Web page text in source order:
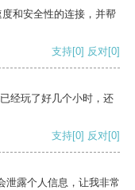
和安全性的连接，并帮
支持[0] 反对[0]
经玩了好几个小时，还
支持[0] 反对[0]
泄露个人信息，让我非常